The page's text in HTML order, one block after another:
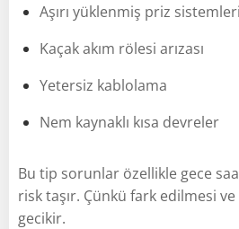
Aşırı yüklenmiş priz sistemleri
Kaçak akım rölesi arızası
Yetersiz kablolama
Nem kaynaklı kısa devreler
Bu tip sorunlar özellikle gece
risk taşır. Çünkü fark edilmesi
gecikir.